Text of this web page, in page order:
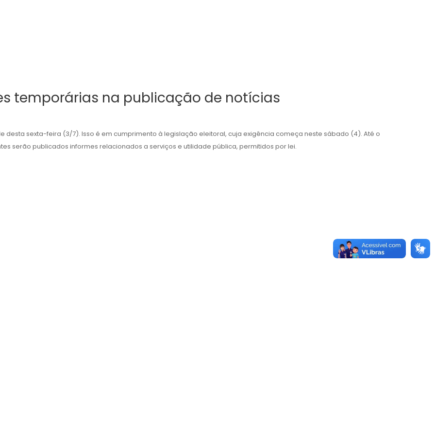
temporárias na publicação de notícias
desta sexta-feira (3/7). Isso é em cumprimento à legislação eleitoral, cuja exigência começa neste sábado (4). Até o
serão publicados informes relacionados a serviços e utilidade pública, permitidos por lei.